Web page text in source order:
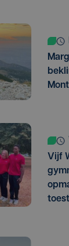
Vijf